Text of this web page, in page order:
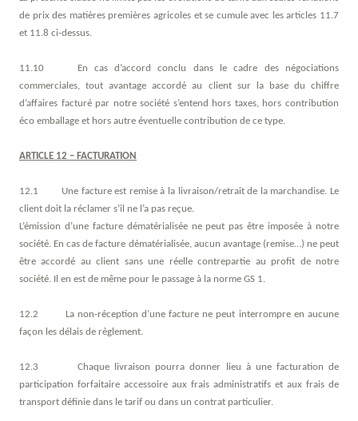
de prix des matières premières agricoles et se cumule avec les articles 11.7
et 11.8 ci-dessus.
11.10 En cas d’accord conclu dans le cadre des négociations
commerciales, tout avantage accordé au client sur la base du chiffre
d’affaires facturé par notre société s’entend hors taxes, hors contribution
éco emballage et hors autre éventuelle contribution de ce type.
ARTICLE 12 – FACTURATION
12.1 Une facture est remise à la livraison/retrait de la marchandise. Le
client doit la réclamer s’il ne l’a pas reçue.
L’émission d’une facture dématérialisée ne peut pas être imposée à notre
société. En cas de facture dématérialisée, aucun avantage (remise…) ne peut
être accordé au client sans une réelle contrepartie au profit de notre
société. Il en est de même pour le passage à la norme GS 1.
12.2 La non-réception d’une facture ne peut interrompre en aucune
façon les délais de règlement.
12.3 Chaque livraison pourra donner lieu à une facturation de
participation forfaitaire accessoire aux frais administratifs et aux frais de
transport définie dans le tarif ou dans un contrat particulier.